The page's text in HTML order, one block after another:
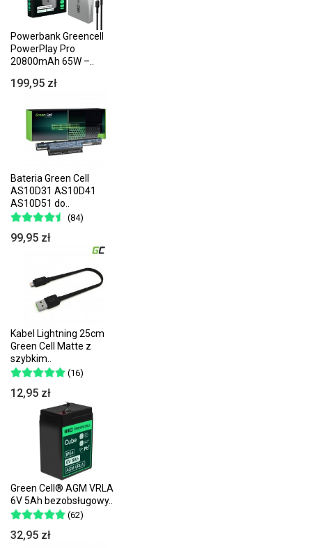
Powerbank Greencell
PowerPlay Pro
20800mAh 65W –..
199,95 zł
Bateria Green Cell
AS10D31 AS10D41
AS10D51 do..
(84)
99,95 zł
Kabel Lightning 25cm
Green Cell Matte z
szybkim..
(16)
12,95 zł
Green Cell® AGM VRLA
6V 5Ah bezobsługowy..
(62)
32,95 zł